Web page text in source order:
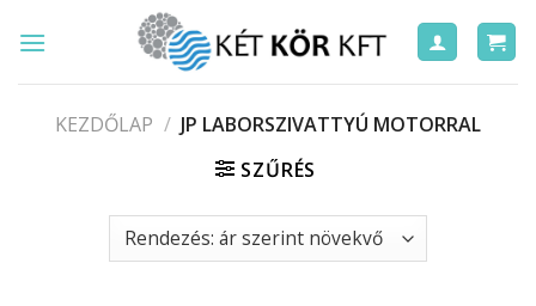
KEZDŐLAP / JP LABORSZIVATTYÚ MOTORRAL
SZŰRÉS